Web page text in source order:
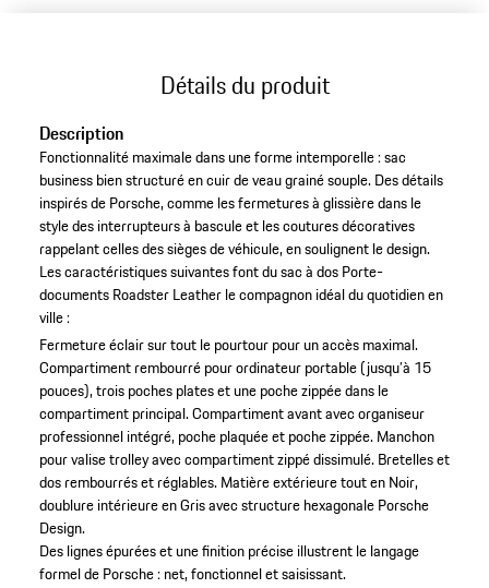
Détails du produit
Description
Fonctionnalité maximale dans une forme intemporelle : sac
business bien structuré en cuir de veau grainé souple. Des détails
inspirés de Porsche, comme les fermetures à glissière dans le
style des interrupteurs à bascule et les coutures décoratives
rappelant celles des sièges de véhicule, en soulignent le design.
Les caractéristiques suivantes font du sac à dos Porte-
documents Roadster Leather le compagnon idéal du quotidien en
ville :
Fermeture éclair sur tout le pourtour pour un accès maximal.
Compartiment rembourré pour ordinateur portable (jusqu’à 15
pouces), trois poches plates et une poche zippée dans le
compartiment principal.Compartiment avant avec organiseur
professionnel intégré, poche plaquée et poche zippée. Manchon
pour valise trolley avec compartiment zippé dissimulé. Bretelles et
dos rembourrés et réglables. Matière extérieure tout en Noir,
doublure intérieure en Gris avec structure hexagonale Porsche
Design.
Des lignes épurées et une finition précise illustrent le langage
formel de Porsche : net, fonctionnel et saisissant.